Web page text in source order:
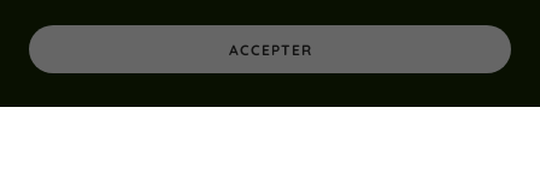
ACCEPTER